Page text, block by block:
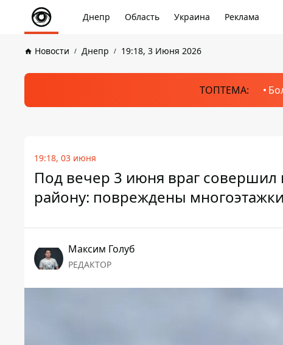
Днепр Область Украина Реклама
Новости Днепр 19:18, 3 Июня 2026
ТОПТЕМА:
19:18, 03 июня
Под вечер 3 июня враг
району: повреждены
Максим Голуб
РЕДАКТОР